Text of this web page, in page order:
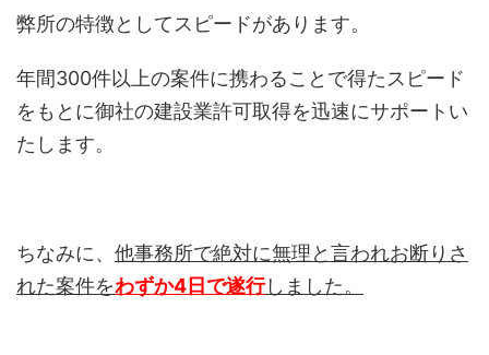
弊所の特徴としてスピードがあります。
年間300件以上の案件に携わることで得たスピード
をもとに御社の建設業許可取得を迅速にサポートい
たします。
ちなみに、 他事務所で絶対に無理と言われお断りさ
れた案件をわずか4日で遂行しました。